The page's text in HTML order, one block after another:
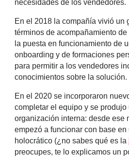
necesidades de los vendedores.
En el 2018 la compañía vivió un
términos de acompañamiento
la puesta en funcionamiento de
onboarding y de formaciones
para permitir a los vendedores
conocimientos sobre la solución.
En el 2020 se incorporaron
completar el equipo y se
organización interna: desde ese
empezó a funcionar con base en
holocrático (¿no sabes qué es la
preocupes, te lo explicamos un